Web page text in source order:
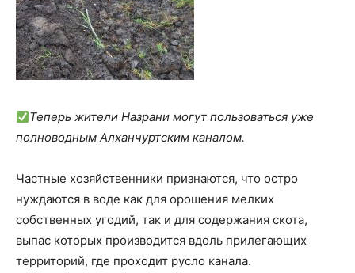
Теперь жители Назрани могут пользоваться уже
полноводным Алханчуртским каналом.
Частные хозяйственники признаются, что остро
нуждаются в воде как для орошения мелких
собственных угодий, так и для содержания скота,
выпас которых производится вдоль прилегающих
территорий, где проходит русло канала.